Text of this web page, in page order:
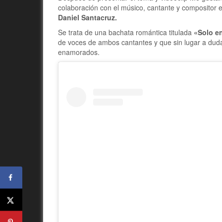
colaboración con el músico, cantante y
Daniel Santacruz.
Se trata de una bachata romántica titulada «Solo
de voces de ambos cantantes y que sin lugar a
enamorados.